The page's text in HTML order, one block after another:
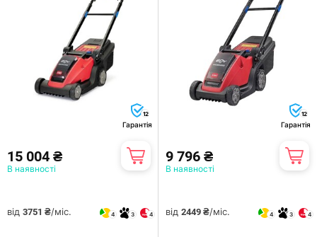
12
Гарантія
15 004 ₴
В наявності
від 3751 ₴/міс. 4 3 4
12
Гарантія
9 796 ₴
В наявності
від 2449 ₴/міс. 4 3 4